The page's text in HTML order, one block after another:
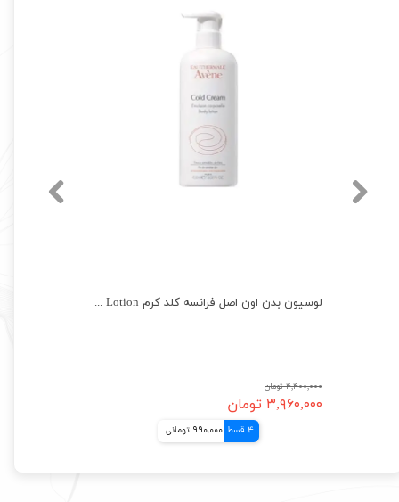
لوسیون بدن اون اصل فرانسه کلد کرم AVENE Cold Cream Body Lotion
۴,۴۰۰,۰۰۰ تومان
۳,۹۶۰,۰۰۰ تومان
4 قسط 990,000 تومانی